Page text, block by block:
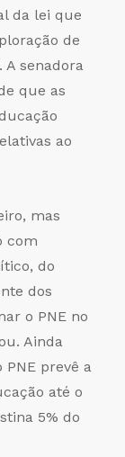
da lei que
de
senadora
que as
ao
mas
com
do
dos
o PNE no
Ainda
PNE prevê a
até o
5% do